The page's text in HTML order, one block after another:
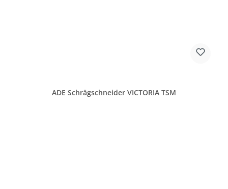
ADE Schrägschneider VICTORIA TSM